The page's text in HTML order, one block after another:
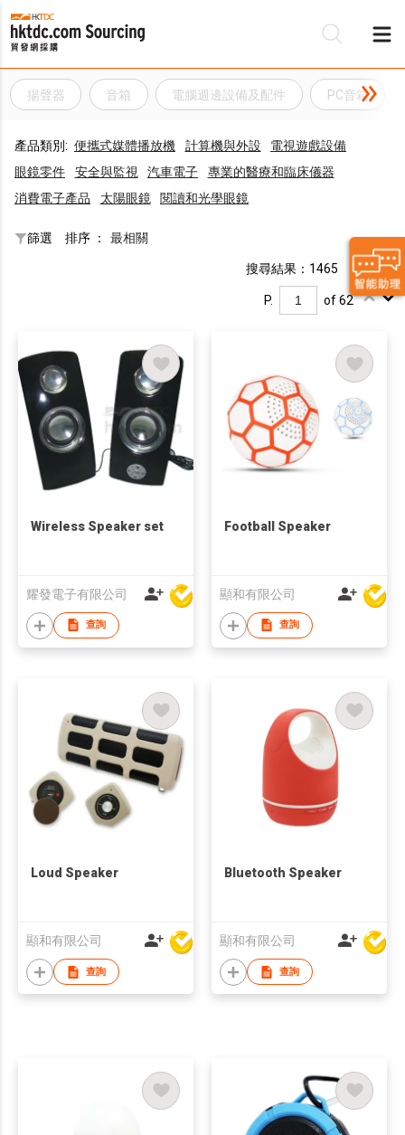
揚聲器 音箱 電腦週邊設備及配件 PC音箱
產品類別: 便攜式媒體播放機 計算機與外設
電視遊戲設備
眼鏡零件
安全與監視 汽車電子
專業的醫療和臨床儀器
消費電子產品
太陽眼鏡 閱讀和光學眼鏡
篩選 排序 ： 最相關
搜尋結果：1465
P. of 62
Wireless Speaker set
耀發電子有限公司
查詢
Football Speaker
顯和有限公司
查詢
Loud Speaker
顯和有限公司
查詢
Bluetooth Speaker
顯和有限公司
查詢